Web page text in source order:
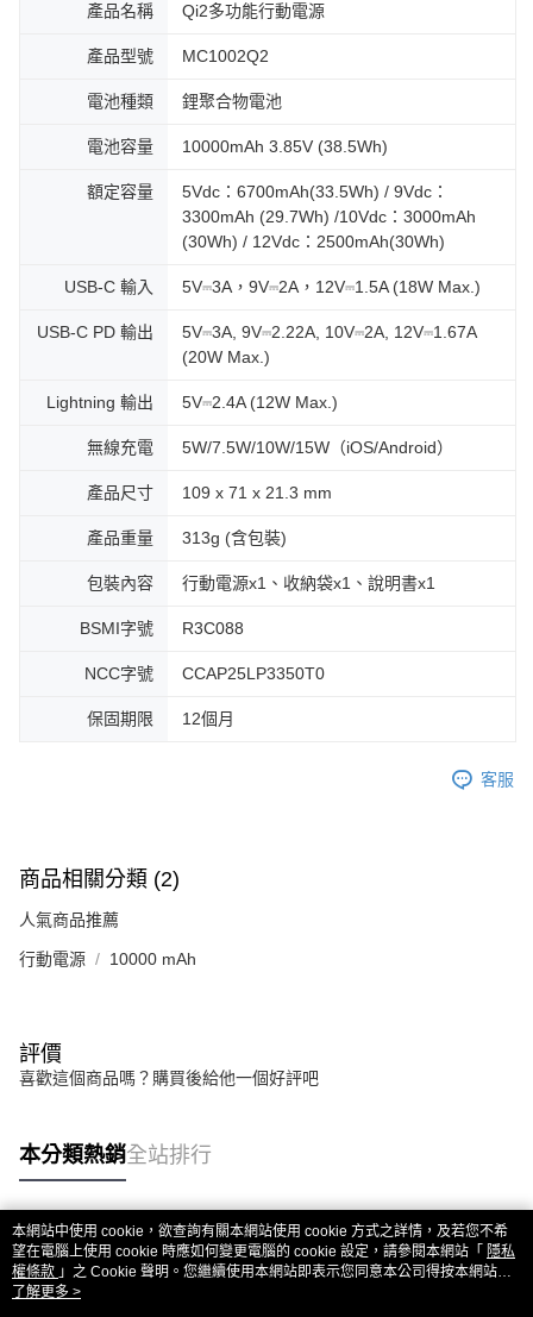
產品名稱 Qi2多功能行動電源
產品型號 MC1002Q2
電池種類 鋰聚合物電池
電池容量 10000mAh 3.85V (38.5Wh)
額定容量
5Vdc：6700mAh(33.5Wh) / 9Vdc：
3300mAh (29.7Wh) /10Vdc：3000mAh
(30Wh) / 12Vdc：2500mAh(30Wh)
USB-C 輸入 5V⎓3A，9V⎓2A，12V⎓1.5A (18W Max.)
USB-C PD 輸出
5V⎓3A, 9V⎓2.22A, 10V⎓2A, 12V⎓1.67A
(20W Max.)
Lightning 輸出 5V⎓2.4A (12W Max.)
無線充電 5W/7.5W/10W/15W（iOS/Android）
產品尺寸 109 x 71 x 21.3 mm
產品重量 313g (含包裝)
包裝內容 行動電源x1、收納袋x1、說明書x1
BSMI字號 R3C088
NCC字號 CCAP25LP3350T0
保固期限 12個月
客服
商品相關分類 (2)
人氣商品推薦
行動電源 10000 mAh
評價
喜歡這個商品嗎？購買後給他一個好評吧
本分類熱銷全站排行
熱門標籤
本網站中使用 cookie，欲查詢有關本網站使用 cookie 方式之詳情，及若您不希
望在電腦上使用 cookie 時應如何變更電腦的 cookie 設定，請參閱本網站「 隱私
權條款 」之 Cookie 聲明。您繼續使用本網站即表示您同意本公司得按本網站使
用條款之 Cookie 聲明使用 cookie。
了解更多 >